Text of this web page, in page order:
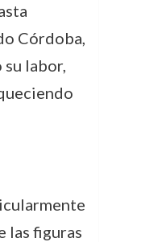
Córdoba,
labor,
las figuras